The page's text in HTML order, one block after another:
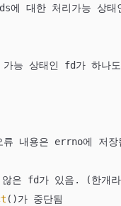
대한 처리가능 상
능 상태인 fd가 하나
내용은 errno에 저장
은 fd가 있음. (한개
()가 중단됨